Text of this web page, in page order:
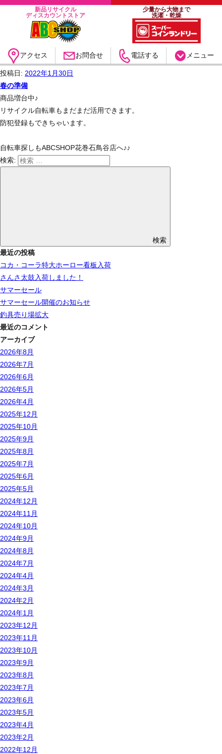
新品リサイクル
ディスカウントストア
少量から大物まで
洗濯・乾燥
アクセス お問合せ 電話する メニュー
月:2022年1月
投稿日: 2022年1月30日
春の準備
こんにちは。ABCSHOP花巻石鳥谷店です。
春に向けて自転車売り場を店内側に移動させ
商品増台中♪
リサイクル自転車もまだまだ活用できます。
防犯登録もできちゃいます。
自転車探しもABCSHOP花巻石鳥谷店へ♪♪
検索:
検索
最近の投稿
コカ・コーラ特大ホーロー看板入荷
さんさ太鼓入荷しました！
サマーセール
サマーセール開催のお知らせ
釣具売り場拡大
最近のコメント
アーカイブ
2026年8月
2026年7月
2026年6月
2026年5月
2026年4月
2025年12月
2025年10月
2025年9月
2025年8月
2025年7月
2025年6月
2025年5月
2024年12月
2024年11月
2024年10月
2024年9月
2024年8月
2024年7月
2024年4月
2024年3月
2024年2月
2024年1月
2023年12月
2023年11月
2023年10月
2023年9月
2023年8月
2023年7月
2023年6月
2023年5月
2023年4月
2023年2月
2022年12月